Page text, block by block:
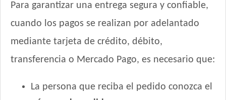
Para garantizar una entrega segura y confiable,
cuando los pagos se realizan por adelantado
mediante tarjeta de crédito, débito,
transferencia o Mercado Pago, es necesario que:
La persona que reciba el pedido conozca el